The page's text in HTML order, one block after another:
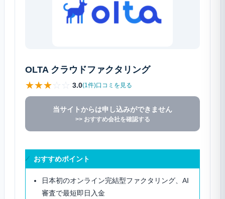
OLTA クラウドファクタリング
★★★☆ ☆ 3.0(1件)口コミを見る
当サイトからは申し込みができません
>> おすすめ会社を確認する
おすすめポイント
日本初のオンライン完結型ファクタリング、AI
審査で最短即日入金